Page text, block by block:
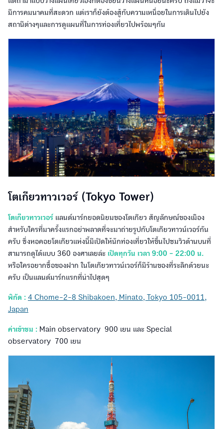
มีการคมนาคมที่สะดวก แต่เราก็ยังต้องสู้กับความเหนื่อยในการเดินไปยัง
สถานีต่างๆและการดูแผนที่ในการท่องเที่ยวไปพร้อมๆกัน
โตเกียวทาวเวอร์ (Tokyo Tower)
โตเกียวทาวเวอร์ แลนด์มาร์กยอดนิยมของโตเกียว สัญลักษณ์ของเมือง
สำหรับใครที่มาครั้งแรกอย่าพลาดที่จะมาถ่ายรูปกับโตเกียวทาวน์เวอร์กัน
ครับ ซึ่งหอคอยโตเกียวแห่งนี้มีเปิดให้นักท่องเที่ยวให้ขึ้นไปชมวิวด้านบนที่
สามารถดูได้แบบ 360 องศาเลยล่ะ เปิดทุกวัน เวลา 9:00 - 22:00 น.
หรือใครอยากซื้อของฝาก ในโตเกียวทาวน์เวอร์ก็มีร้านของที่ระลึกด้วยนะ
ครับ เป็นแลนด์มาร์กแรกที่น่าไปสุดๆ
พิกัด : 4 Chome-2-8 Shibakoen, Minato, Tokyo 105-0011,
Japan
ค่าเข้าชม : Main observatory 900 เยน และ Special
observatory 700 เยน